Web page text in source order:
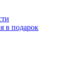
в подарок